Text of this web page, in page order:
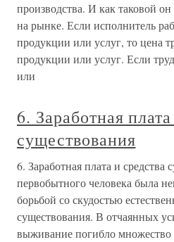
производства. И как таковой
на рынке. Если исполнитель
продукции или услуг, то цена
продукции или услуг. Если
или
6. Заработная
существования
6. Заработная плата и
первобытного человека была
борьбой со скудостью
существования. В отчаянных
выживание погибло